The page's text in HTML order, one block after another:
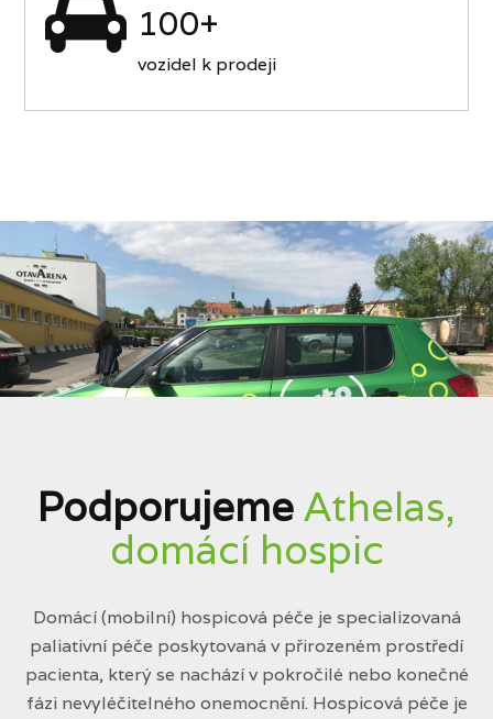
100+
vozidel k prodeji
PodporujemeAthelas,
domácí hospic
Domácí (mobilní) hospicová péče je specializovaná
paliativní péče poskytovaná v přirozeném prostředí
pacienta, který se nachází v pokročilé nebo konečné
fázi nevyléčitelného onemocnění. Hospicová péče je